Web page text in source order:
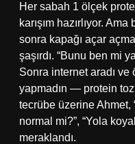
Her sabah 1 ölçek
karışım hazırlıyor.
sonra kapağı açar
şaşırdı. “Bunu ben mi
Sonra internet aradı ve
yapmadın — protein
tecrübe üzerine Ahmet,
normal mi?”, “Yola
meraklandı.